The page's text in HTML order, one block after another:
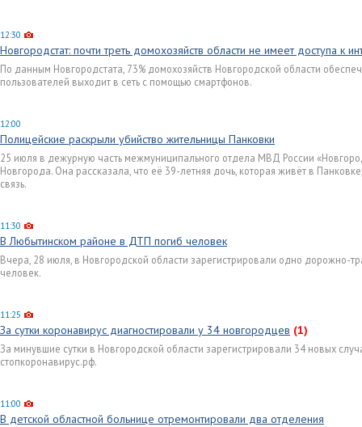
12:30
Новгородстат: почти треть домохозяйств области не имеет доступа к
По данным Новгородстата, 73% домохозяйств Новгородской области
пользователей выходит в сеть с помощью смартфонов.
12:00
Полицейские раскрыли убийство жительницы Панковки
25 июля в дежурную часть межмуниципального отдела МВД России
Новгорода. Она рассказала, что её 39-летняя дочь, которая живёт в
связь.
11:30
В Любытинском районе в ДТП погиб человек
Вчера, 28 июля, в Новгородской области зарегистрировали одно дорожно-
человек.
11:25
За сутки коронавирус диагностировали у 34 новгородцев (1)
За минувшие сутки в Новгородской области зарегистрировали 34 новых
стопкоронавирус.рф.
11:00
В детской областной больнице отремонтировали два отделения